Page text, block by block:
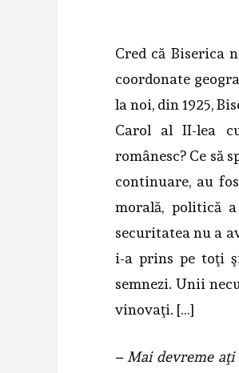
Cred că Biserica
coordonate
la noi, din 1925,
Carol al II-lea
românesc? Ce să
continuare, au
morală, politică
securitatea nu a
i-a prins pe toţi
semnezi. Unii
vinovaţi. […]
– Mai devreme